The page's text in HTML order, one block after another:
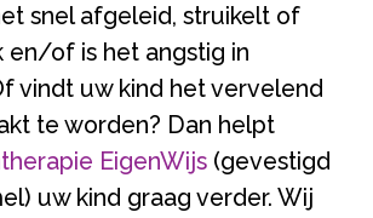
snel afgeleid, struikelt of
en/of is het angstig in
vindt uw kind het vervelend
te worden? Dan helpt
EigenWijs(gevestigd
uw kind graag verder. Wij